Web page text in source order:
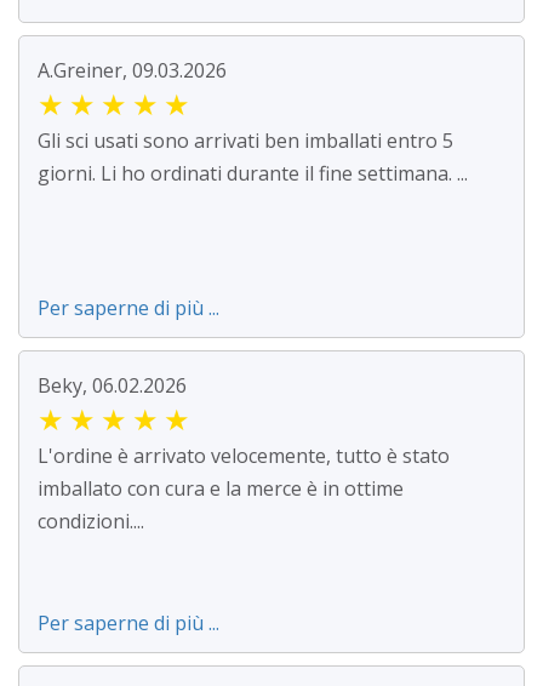
A.Greiner, 09.03.2026
★ ★ ★ ★ ★
Gli sci usati sono arrivati ben imballati entro 5
giorni. Li ho ordinati durante il fine settimana. ...
Per saperne di più ...
Beky, 06.02.2026
★ ★ ★ ★ ★
L'ordine è arrivato velocemente, tutto è stato
imballato con cura e la merce è in ottime
condizioni....
Per saperne di più ...